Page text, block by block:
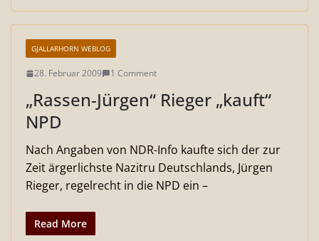
GJALLARHORN WEBLOG
28. Februar 2009 1 Comment
„Rassen-Jürgen“ Rieger „kauft“
NPD
Nach Angaben von NDR-Info kaufte sich der zur
Zeit ärgerlichste Nazitru Deutschlands, Jürgen
Rieger, regelrecht in die NPD ein –
Read More